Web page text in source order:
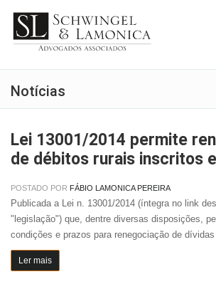
Notícias
Lei 13001/2014 permite
de débitos rurais inscritos
POSTADO POR FÁBIO LAMONICA PEREIRA
Publicada a Lei n. 13001/2014 (íntegra no link
"legislação") que, dentre diversas disposições,
condições e prazos para renegociação de
Ler mais